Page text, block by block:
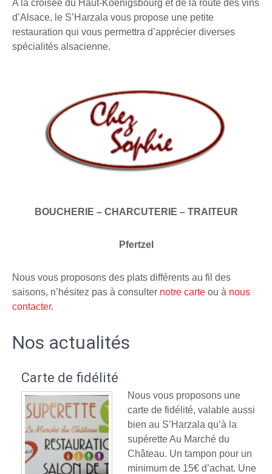
A la croisée du Haut-Koenigsbourg et de la route des vins
d’Alsace, le S’Harzala vous propose une petite
restauration qui vous permettra d’apprécier diverses
spécialités alsacienne.
BOUCHERIE – CHARCUTERIE – TRAITEUR
Pfertzel
Nous vous proposons des plats différents au fil des
saisons, n’hésitez pas à consulter notre carte ou à nous
contacter.
Nos actualités
Carte de fidélité
Nous vous proposons une
carte de fidélité, valable aussi
bien au S’Harzala qu’à la
supérette Au Marché du
Château. Un tampon pour un
minimum de 15€ d’achat. Une